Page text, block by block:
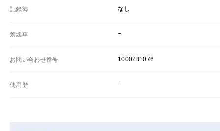
記録簿 なし
禁煙車 −
お問い合わせ番号 1000281076
使用歴 −